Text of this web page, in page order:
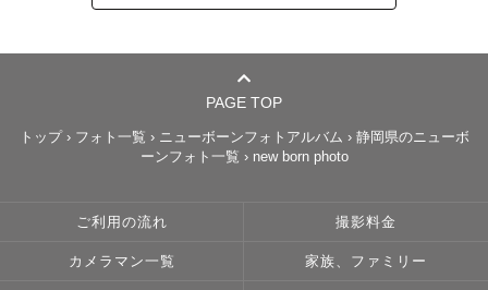
---------- アートニューボーンフォトについて ----------
赤ちゃんが深く眠ってくれやすく、より新生児らしさを残
ご出産前から仮の日程でお申し込みいただいて問題ござい
事前にご相談いただけましたら、ご出産日が前後した際に
PAGE TOP
トップ› フォト一覧 › ニューボーンフォトアルバム › 静岡県のニューボ
ーンフォト一覧 › new born photo
ご利用の流れ 撮影料金
カメラマン一覧 家族、ファミリー